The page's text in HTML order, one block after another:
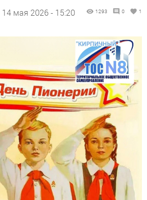
14 мая 2026 - 15:20 1293 0 1